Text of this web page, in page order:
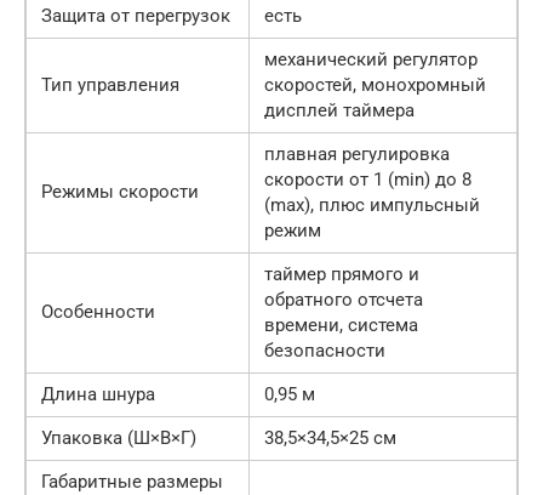
Защита от перегрузок
есть
Тип управления
механический регулятор
скоростей, монохромный
дисплей таймера
Режимы скорости
плавная регулировка
скорости от 1 (min) до 8
(max), плюс импульсный
режим
Особенности
таймер прямого и
обратного отсчета
времени, система
безопасности
Длина шнура
0,95 м
Упаковка (Ш×В×Г)
38,5×34,5×25 см
Габаритные размеры